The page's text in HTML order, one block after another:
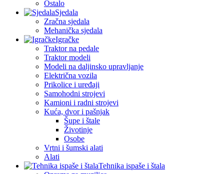
Ostalo
Sjedala
Zračna sjedala
Mehanička sjedala
Igračke
Traktor na pedale
Traktor modeli
Modeli na daljinsko upravljanje
Električna vozila
Prikolice i uređaji
Samohodni strojevi
Kamioni i radni strojevi
Kuća, dvor i pašnjak
Šupe i štale
Životinje
Osobe
Vrtni i šumski alati
Alati
Tehnika ispaše i štala